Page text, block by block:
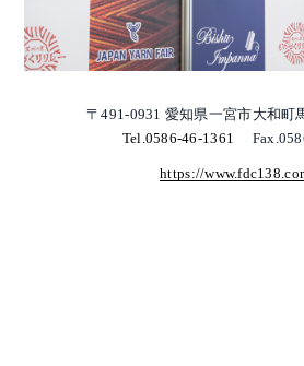
〒491-0931 愛知県一宮市大和町
Tel.0586-46-1361
https://